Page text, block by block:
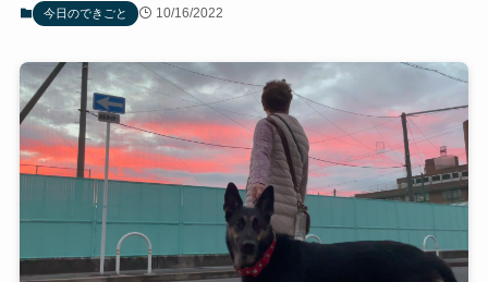
今日のできごと 10/16/2022